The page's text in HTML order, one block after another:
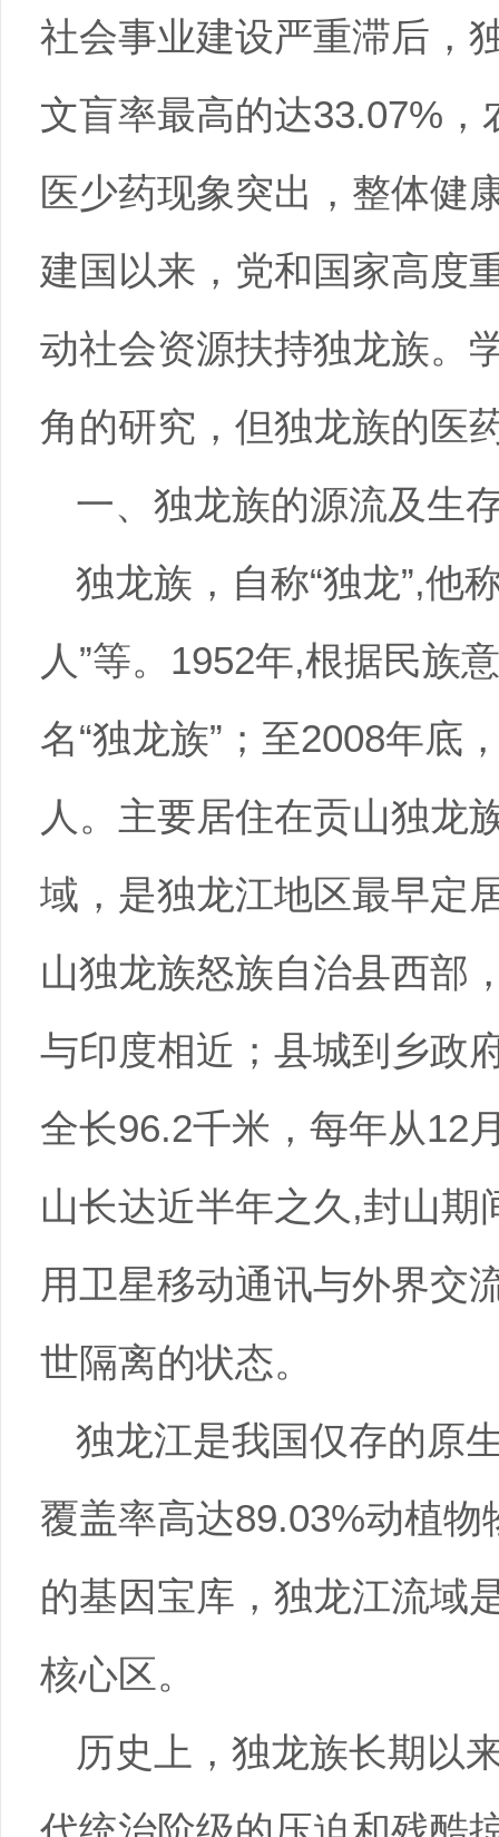
社会事业建设严重滞后，
文盲率最高的达33.07%
医少药现象突出，整体健
建国以来，党和国家高度
动社会资源扶持独龙族。
角的研究，但独龙族的医
一、独龙族的源流及生
独龙族，自称“独龙”,他
人”等。1952年,根据民族
名“独龙族”；至2008年底
人。主要居住在贡山独龙
域，是独龙江地区最早定
山独龙族怒族自治县西部
与印度相近；县城到乡政
全长96.2千米，每年从12
山长达近半年之久,封山
用卫星移动通讯与外界交
世隔离的状态。
独龙江是我国仅存的原
覆盖率高达89.03%动植
的基因宝库，独龙江流域
核心区。
历史上，独龙族长期以